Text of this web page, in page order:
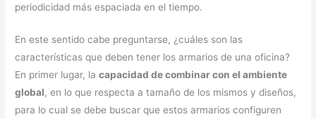
periodicidad más espaciada en el tiempo.
En este sentido cabe preguntarse, ¿cuáles son las
características que deben tener los armarios de una oficina?
En primer lugar, lacapacidad de combinar con el ambiente
global, en lo que respecta a tamaño de los mismos y diseños,
para lo cual se debe buscar que estos armarios configuren